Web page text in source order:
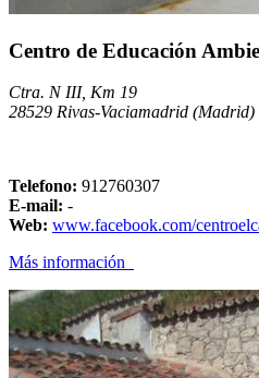
Centro de Educación
Ctra. N III, Km 19
28529 Rivas-Vaciamadrid (Madrid)
Telefono: 912760307
E-mail: -
Web: www.facebook.com/
Más información